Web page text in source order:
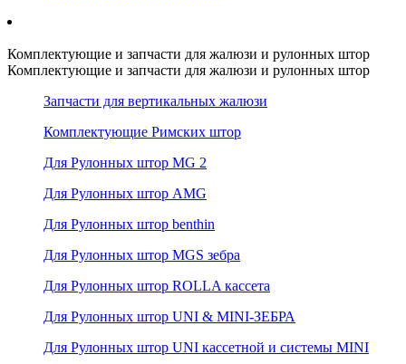
Комплектующие и запчасти для жалюзи и рулонных штор
Комплектующие и запчасти для жалюзи и рулонных штор
Запчасти для вертикальных жалюзи
Комплектующие Римских штор
Для Рулонных штор MG 2
Для Рулонных штор AMG
Для Рулонных штор benthin
Для Рулонных штор MGS зебра
Для Рулонных штор ROLLA кассета
Для Рулонных штор UNI & MINI-ЗЕБРА
Для Рулонных штор UNI кассетной и системы MINI